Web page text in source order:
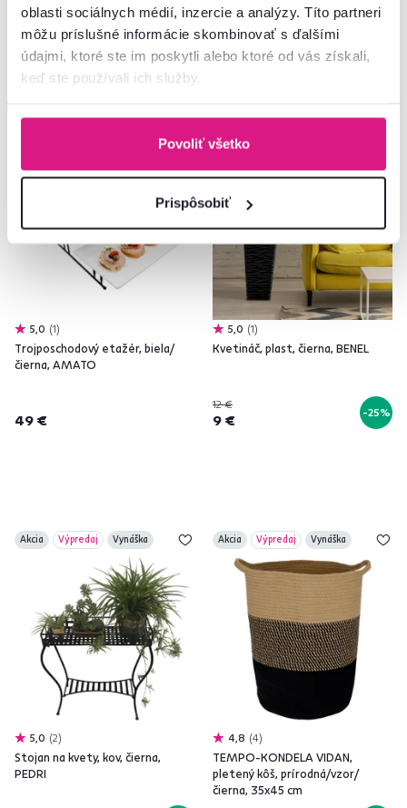
oblasti sociálnych médií, inzercie a analýzy. Títo partneri
môžu príslušné informácie skombinovať s ďalšími
údajmi, ktoré ste im poskytli alebo ktoré od vás získali,
keď ste používali ich služby.
Povoliť všetko
Prispôsobiť
10,90 € 13,90 €
5,0 1
Trojposchodový etažér, biela/
čierna, AMATO
49 €
5,0 1
Kvetináč, plast, čierna, BENEL
12 €
9 € -25%
Akcia Výpredaj Vynáška
5,0 2
Stojan na kvety, kov, čierna,
PEDRI
Akcia Výpredaj Vynáška
4,8 4
TEMPO-KONDELA VIDAN,
pletený kôš, prírodná/vzor/
čierna, 35x45 cm